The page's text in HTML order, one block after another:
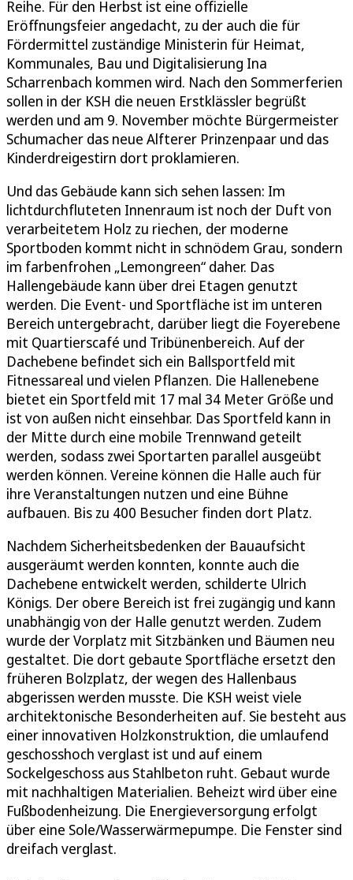
Reihe. Für den Herbst ist eine offizielle
Eröffnungsfeier angedacht, zu der auch die für
Fördermittel zuständige Ministerin für Heimat,
Kommunales, Bau und Digitalisierung Ina
Scharrenbach kommen wird. Nach den Sommerferien
sollen in der KSH die neuen Erstklässler begrüßt
werden und am 9. November möchte Bürgermeister
Schumacher das neue Alfterer Prinzenpaar und das
Kinderdreigestirn dort proklamieren.
Und das Gebäude kann sich sehen lassen: Im
lichtdurchfluteten Innenraum ist noch der Duft von
verarbeitetem Holz zu riechen, der moderne
Sportboden kommt nicht in schnödem Grau, sondern
im farbenfrohen „Lemongreen“ daher. Das
Hallengebäude kann über drei Etagen genutzt
werden. Die Event- und Sportfläche ist im unteren
Bereich untergebracht, darüber liegt die Foyerebene
mit Quartierscafé und Tribünenbereich. Auf der
Dachebene befindet sich ein Ballsportfeld mit
Fitnessareal und vielen Pflanzen. Die Hallenebene
bietet ein Sportfeld mit 17 mal 34 Meter Größe und
ist von außen nicht einsehbar. Das Sportfeld kann in
der Mitte durch eine mobile Trennwand geteilt
werden, sodass zwei Sportarten parallel ausgeübt
werden können. Vereine können die Halle auch für
ihre Veranstaltungen nutzen und eine Bühne
aufbauen. Bis zu 400 Besucher finden dort Platz.
Nachdem Sicherheitsbedenken der Bauaufsicht
ausgeräumt werden konnten, konnte auch die
Dachebene entwickelt werden, schilderte Ulrich
Königs. Der obere Bereich ist frei zugängig und kann
unabhängig von der Halle genutzt werden. Zudem
wurde der Vorplatz mit Sitzbänken und Bäumen neu
gestaltet. Die dort gebaute Sportfläche ersetzt den
früheren Bolzplatz, der wegen des Hallenbaus
abgerissen werden musste. Die KSH weist viele
architektonische Besonderheiten auf. Sie besteht aus
einer innovativen Holzkonstruktion, die umlaufend
geschosshoch verglast ist und auf einem
Sockelgeschoss aus Stahlbeton ruht. Gebaut wurde
mit nachhaltigen Materialien. Beheizt wird über eine
Fußbodenheizung. Die Energieversorgung erfolgt
über eine Sole/Wasserwärmepumpe. Die Fenster sind
dreifach verglast.